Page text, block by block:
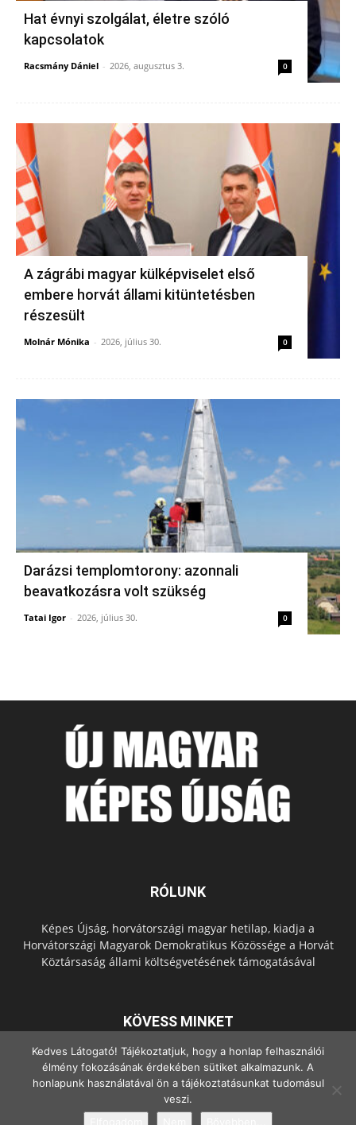
Hat évnyi szolgálat, életre szóló
kapcsolatok
Racsmány Dániel - 2026, augusztus 3. 0
A zágrábi magyar külképviselet első
embere horvát állami kitüntetésben
részesült
Molnár Mónika - 2026, július 30. 0
Darázsi templomtorony: azonnali
beavatkozásra volt szükség
Tatai Igor - 2026, július 30. 0
RÓLUNK
Képes Újság, horvátországi magyar hetilap, kiadja a
Horvátországi Magyarok Demokratikus Közössége a Horvát
Köztársaság állami költségvetésének támogatásával
KÖVESS MINKET
Kedves Látogató! Tájékoztatjuk, hogy a honlap felhasználói
élmény fokozásának érdekében sütiket alkalmazunk. A
honlapunk használatával ön a tájékoztatásunkat tudomásul
veszi.